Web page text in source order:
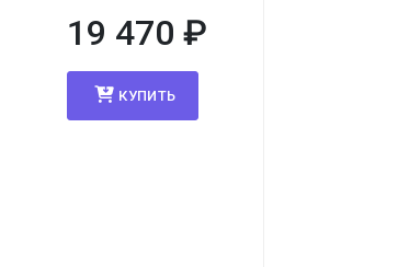
19 470 ₽
КУПИТЬ